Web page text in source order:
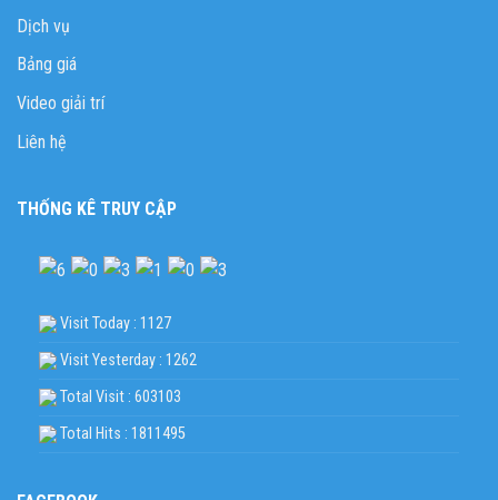
Dịch vụ
Bảng giá
Video giải trí
Liên hệ
THỐNG KÊ TRUY CẬP
Visit Today : 1127
Visit Yesterday : 1262
Total Visit : 603103
Total Hits : 1811495